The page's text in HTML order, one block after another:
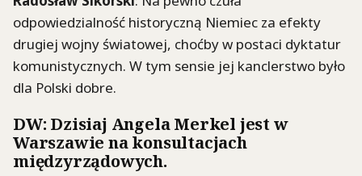
odpowiedzialność historyczną Niemiec za efekty
drugiej wojny światowej, choćby w postaci dyktatur
komunistycznych. W tym sensie jej kanclerstwo było
dla Polski dobre.
DW: Dzisiaj Angela Merkel jest w
Warszawie na konsultacjach
międzyrządowych.